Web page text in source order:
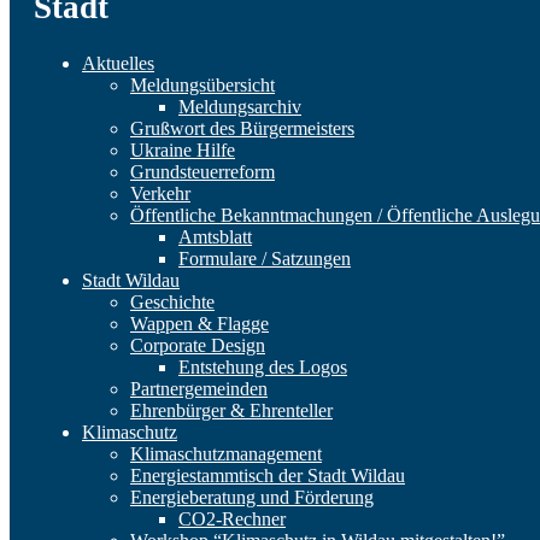
Aktuelles
Meldungsübersicht
Meldungsarchiv
Grußwort des Bürgermeisters
Ukraine Hilfe
Grundsteuerreform
Verkehr
Öffentliche Bekanntmachungen / Öffentliche
Amtsblatt
Formulare / Satzungen
Stadt Wildau
Geschichte
Wappen & Flagge
Corporate Design
Entstehung des Logos
Partnergemeinden
Ehrenbürger & Ehrenteller
Klimaschutz
Klimaschutzmanagement
Energiestammtisch der Stadt Wildau
Energieberatung und Förderung
CO2-Rechner